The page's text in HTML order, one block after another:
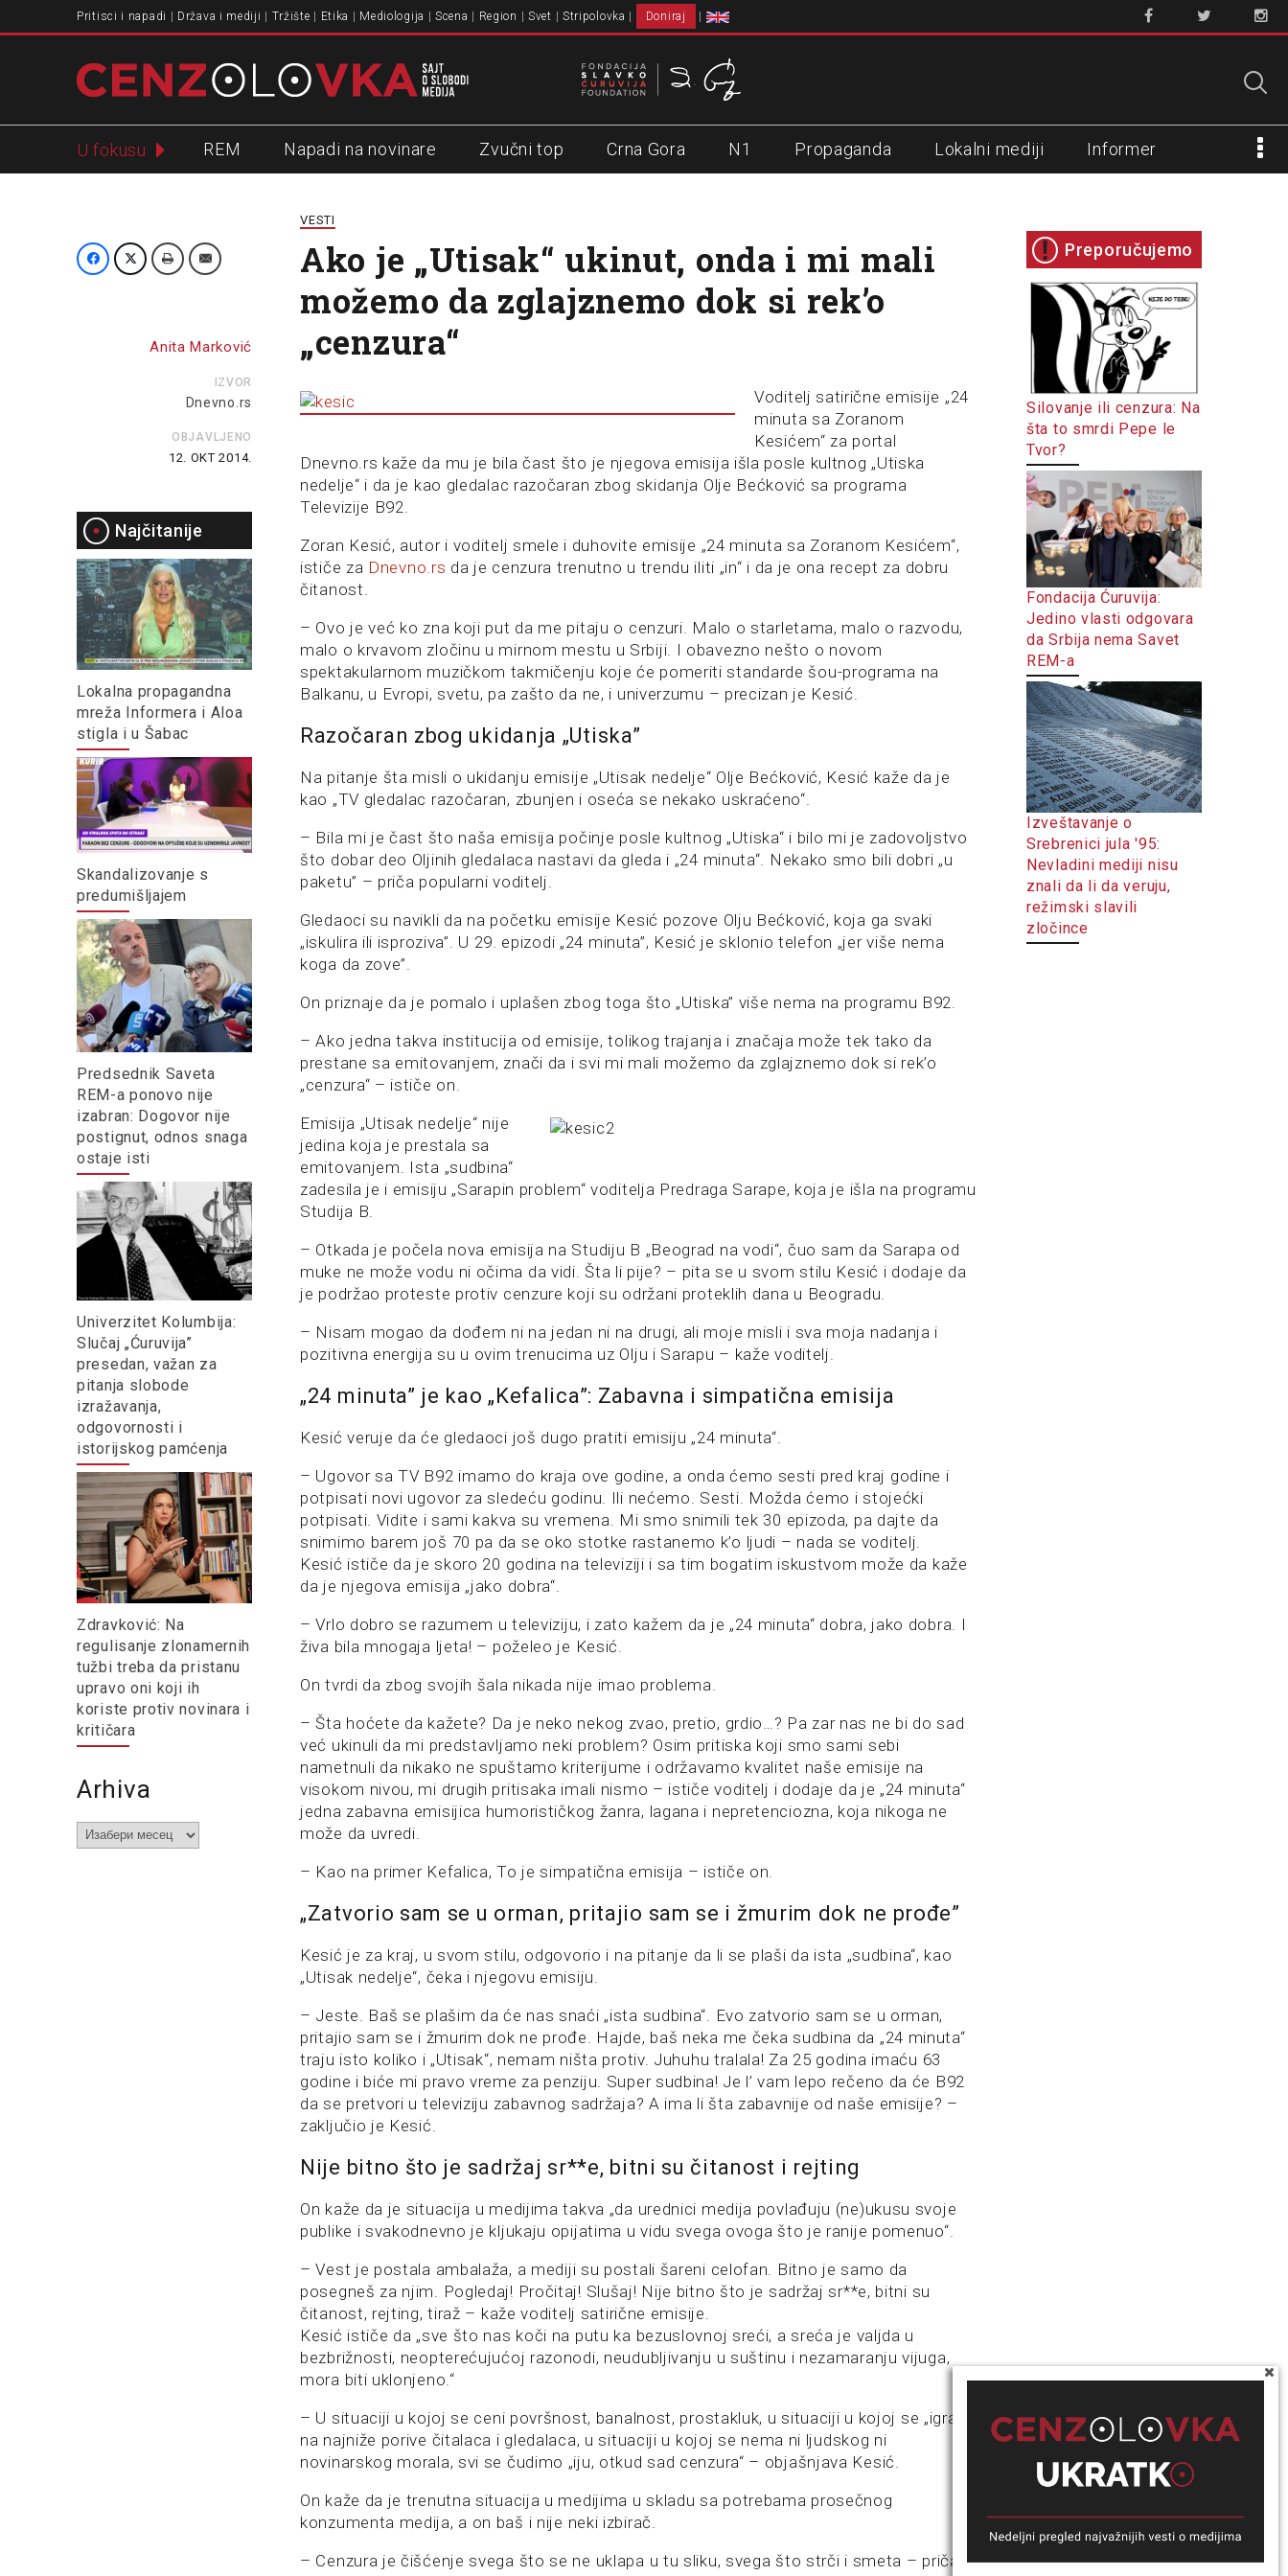
Pritisci i napadi Država i mediji Tržište Etika Mediologija Scena Region Svet Stripolovka Doniraj
U fokusu REM Napadi na novinare Zvučni top Crna Gora N1 Propaganda Lokalni mediji Informer
Anita Marković
IZVOR
Dnevno.rs
OBJAVLJENO
12. OKT 2014.
Najčitanije
Lokalna propagandna
mreža Informera i Aloa
stigla i u Šabac
Skandalizovanje s
predumišljajem
Predsednik Saveta
REM-a ponovo nije
izabran: Dogovor nije
postignut, odnos snaga
ostaje isti
Univerzitet Kolumbija:
Slučaj „Ćuruvija”
presedan, važan za
pitanja slobode
izražavanja,
odgovornosti i
istorijskog pamćenja
Zdravković: Na
regulisanje zlonamernih
tužbi treba da pristanu
upravo oni koji ih
koriste protiv novinara i
kritičara
Arhiva
Arhiva
VESTI
Ako je „Utisak“ ukinut, onda i mi mali
možemo da zglajznemo dok si rek’o
„cenzura“
Voditelj satirične emisije „24
minuta sa Zoranom
Kesićem“ za portal
Dnevno.rs kaže da mu je bila čast što je njegova emisija išla posle kultnog „Utiska
nedelje“ i da je kao gledalac razočaran zbog skidanja Olje Bećković sa programa
Televizije B92.
Zoran Kesić, autor i voditelj smele i duhovite emisije „24 minuta sa Zoranom Kesićem“,
ističe za Dnevno.rs da je cenzura trenutno u trendu iliti „in“ i da je ona recept za dobru
čitanost.
– Ovo je već ko zna koji put da me pitaju o cenzuri. Malo o starletama, malo o razvodu,
malo o krvavom zločinu u mirnom mestu u Srbiji. I obavezno nešto o novom
spektakularnom muzičkom takmičenju koje će pomeriti standarde šou-programa na
Balkanu, u Evropi, svetu, pa zašto da ne, i univerzumu – precizan je Kesić.
Razočaran zbog ukidanja „Utiska”
Na pitanje šta misli o ukidanju emisije „Utisak nedelje“ Olje Bećković, Kesić kaže da je
kao „TV gledalac razočaran, zbunjen i oseća se nekako uskraćeno“.
– Bila mi je čast što naša emisija počinje posle kultnog „Utiska“ i bilo mi je zadovoljstvo
što dobar deo Oljinih gledalaca nastavi da gleda i „24 minuta“. Nekako smo bili dobri „u
paketu” – priča popularni voditelj.
Gledaoci su navikli da na početku emisije Kesić pozove Olju Bećković, koja ga svaki
„iskulira ili isproziva”. U 29. epizodi „24 minuta”, Kesić je sklonio telefon „jer više nema
koga da zove”.
On priznaje da je pomalo i uplašen zbog toga što „Utiska” više nema na programu B92.
– Ako jedna takva institucija od emisije, tolikog trajanja i značaja može tek tako da
prestane sa emitovanjem, znači da i svi mi mali možemo da zglajznemo dok si rek’o
„cenzura“ – ističe on.
Emisija „Utisak nedelje“ nije
jedina koja je prestala sa
emitovanjem. Ista „sudbina“
zadesila je i emisiju „Sarapin problem“ voditelja Predraga Sarape, koja je išla na programu
Studija B.
– Otkada je počela nova emisija na Studiju B „Beograd na vodi“, čuo sam da Sarapa od
muke ne može vodu ni očima da vidi. Šta li pije? – pita se u svom stilu Kesić i dodaje da
je podržao proteste protiv cenzure koji su održani proteklih dana u Beogradu.
– Nisam mogao da dođem ni na jedan ni na drugi, ali moje misli i sva moja nadanja i
pozitivna energija su u ovim trenucima uz Olju i Sarapu – kaže voditelj.
„24 minuta” je kao „Kefalica”: Zabavna i simpatična emisija
Kesić veruje da će gledaoci još dugo pratiti emisiju „24 minuta“.
– Ugovor sa TV B92 imamo do kraja ove godine, a onda ćemo sesti pred kraj godine i
potpisati novi ugovor za sledeću godinu. Ili nećemo. Sesti. Možda ćemo i stojećki
potpisati. Vidite i sami kakva su vremena. Mi smo snimili tek 30 epizoda, pa dajte da
snimimo barem još 70 pa da se oko stotke rastanemo k’o ljudi – nada se voditelj.
Kesić ističe da je skoro 20 godina na televiziji i sa tim bogatim iskustvom može da kaže
da je njegova emisija „jako dobra“.
– Vrlo dobro se razumem u televiziju, i zato kažem da je „24 minuta“ dobra, jako dobra. I
živa bila mnogaja ljeta! – poželeo je Kesić.
On tvrdi da zbog svojih šala nikada nije imao problema.
– Šta hoćete da kažete? Da je neko nekog zvao, pretio, grdio…? Pa zar nas ne bi do sad
već ukinuli da mi predstavljamo neki problem? Osim pritiska koji smo sami sebi
nametnuli da nikako ne spuštamo kriterijume i održavamo kvalitet naše emisije na
visokom nivou, mi drugih pritisaka imali nismo – ističe voditelj i dodaje da je „24 minuta“
jedna zabavna emisijica humorističkog žanra, lagana i nepretenciozna, koja nikoga ne
može da uvredi.
– Kao na primer Kefalica, To je simpatična emisija – ističe on.
„Zatvorio sam se u orman, pritajio sam se i žmurim dok ne prođe”
Kesić je za kraj, u svom stilu, odgovorio i na pitanje da li se plaši da ista „sudbina“, kao
„Utisak nedelje“, čeka i njegovu emisiju.
– Jeste. Baš se plašim da će nas snaći „ista sudbina“. Evo zatvorio sam se u orman,
pritajio sam se i žmurim dok ne prođe. Hajde, baš neka me čeka sudbina da „24 minuta“
traju isto koliko i „Utisak“, nemam ništa protiv. Juhuhu tralala! Za 25 godina imaću 63
godine i biće mi pravo vreme za penziju. Super sudbina! Je l’ vam lepo rečeno da će B92
da se pretvori u televiziju zabavnog sadržaja? A ima li šta zabavnije od naše emisije? –
zaključio je Kesić.
Nije bitno što je sadržaj sr**e, bitni su čitanost i rejting
On kaže da je situacija u medijima takva „da urednici medija povlađuju (ne)ukusu svoje
publike i svakodnevno je kljukaju opijatima u vidu svega ovoga što je ranije pomenuo“.
– Vest je postala ambalaža, a mediji su postali šareni celofan. Bitno je samo da
posegneš za njim. Pogledaj! Pročitaj! Slušaj! Nije bitno što je sadržaj sr**e, bitni su
čitanost, rejting, tiraž – kaže voditelj satirične emisije.
Kesić ističe da „sve što nas koči na putu ka bezuslovnoj sreći, a sreća je valjda u
bezbrižnosti, neopterećujućoj razonodi, neudubljivanju u suštinu i nezamaranju vijuga,
mora biti uklonjeno.“
– U situaciji u kojoj se ceni površnost, banalnost, prostakluk, u situaciji u kojoj se „igra“
na najniže porive čitalaca i gledalaca, u situaciji u kojoj se nema ni ljudskog ni
novinarskog morala, svi se čudimo „iju, otkud sad cenzura“ – objašnjava Kesić.
On kaže da je trenutna situacija u medijima u skladu sa potrebama prosečnog
konzumenta medija, a on baš i nije neki izbirač.
– Cenzura je čišćenje svega što se ne uklapa u tu sliku, svega što strči i smeta – priča
Preporučujemo
Silovanje ili cenzura: Na
šta to smrdi Pepe le
Tvor?
Fondacija Ćuruvija:
Jedino vlasti odgovara
da Srbija nema Savet
REM-a
Izveštavanje o
Srebrenici jula '95:
Nevladini mediji nisu
znali da li da veruju,
režimski slavili
zločince